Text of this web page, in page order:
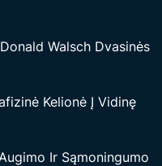
Walsch Dvasinės
Kelionė Į Vidinę
Ir Sąmoningumo